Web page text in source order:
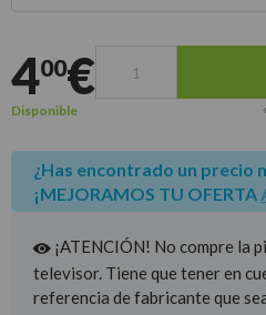
400€
Disponible
¿Has encontrado un precio
¡MEJORAMOS TU OFERTA
¡ATENCIÓN! No compre la
televisor. Tiene que tener en
referencia de fabricante que